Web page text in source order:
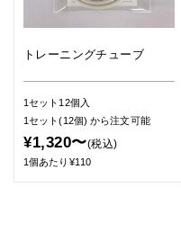
トレーニングチューブ
1セット12個入
1セット(12個)から注文可能
¥1,320〜(税込)
1個あたり¥110